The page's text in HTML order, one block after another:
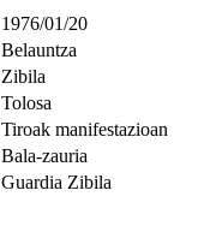
1976/01/20
Belauntza
Zibila
Tolosa
Tiroak manifestazioan
Bala-zauria
Guardia Zibila